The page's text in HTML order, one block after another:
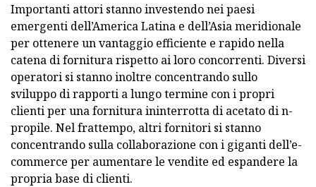
Importanti attori stanno investendo nei paesi
emergenti dell’America Latina e dell’Asia meridionale
per ottenere un vantaggio efficiente e rapido nella
catena di fornitura rispetto ai loro concorrenti. Diversi
operatori si stanno inoltre concentrando sullo
sviluppo di rapporti a lungo termine con i propri
clienti per una fornitura ininterrotta di acetato di n-
propile. Nel frattempo, altri fornitori si stanno
concentrando sulla collaborazione con i giganti dell’e-
commerce per aumentare le vendite ed espandere la
propria base di clienti.